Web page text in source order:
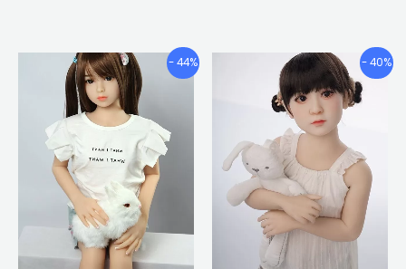
- 44%
Przedział
cenowy:
€546.51
Poprzez
€621.55
Ten
produkt
ma
wiele
wariantów.
Opcje
można
wybrać
na
- 40%
Przedział
cenowy:
€536.22
Poprzez
€683.30
Ten
produkt
ma
wiele
wariantów.
Opcje
można
wybrać
na